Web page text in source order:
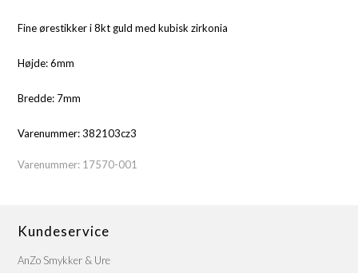
Fine ørestikker i 8kt guld med kubisk zirkonia
Højde: 6mm
Bredde: 7mm
Varenummer: 382103cz3
Varenummer: 17570-001
Kundeservice
AnZo Smykker & Ure